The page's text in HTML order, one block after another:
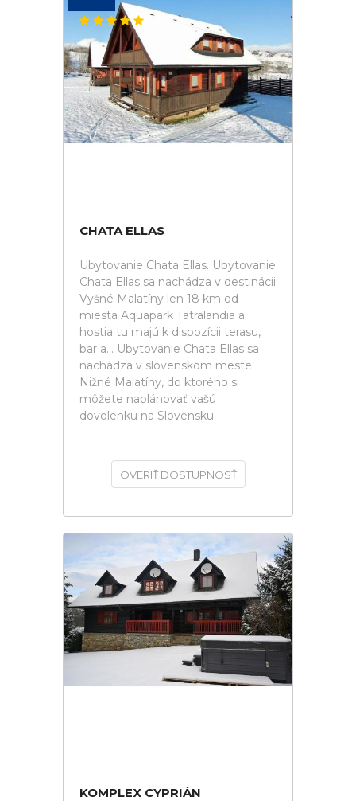
CHATA ELLAS
Ubytovanie Chata Ellas. Ubytovanie
Chata Ellas sa nachádza v destinácii
Vyšné Malatíny len 18 km od
miesta Aquapark Tatralandia a
hostia tu majú k dispozícii terasu,
bar a... Ubytovanie Chata Ellas sa
nachádza v slovenskom meste
Nižné Malatíny, do ktorého si
môžete naplánovať vašú
dovolenku na Slovensku.
OVERIŤ DOSTUPNOSŤ
KOMPLEX CYPRIÁN